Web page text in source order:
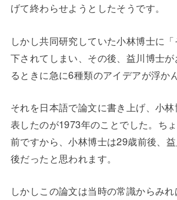
げて終わらせようとしたそうです。
しかし共同研究していた小林博士に
下されてしまい、その後、益川博士
るときに急に6種類のアイデアが浮か
それを日本語で論文に書き上げ、小
表したのが1973年のことでした。ち
前ですから、小林博士は29歳前後、
後だったと思われます。
しかしこの論文は当時の常識からみ